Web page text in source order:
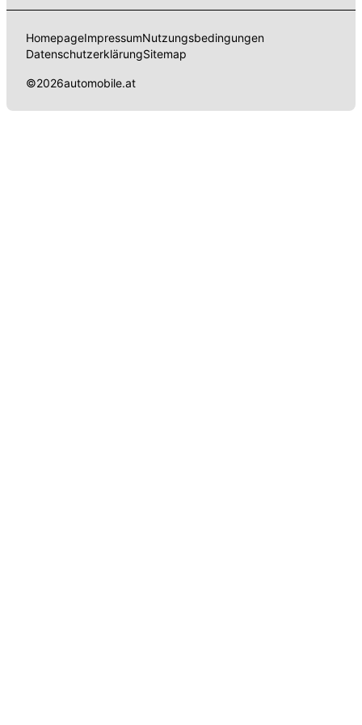
HomepageImpressumNutzungsbedingungen
DatenschutzerklärungSitemap
©2026automobile.at